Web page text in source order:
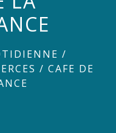
/
/ CAFE DE